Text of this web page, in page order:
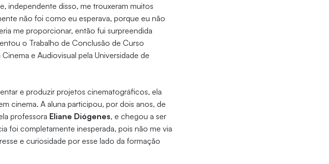
independente disso, me trouxeram muitos
não foi como eu esperava, porque eu não
me proporcionar, então fui surpreendida
o Trabalho de Conclusão de Curso
e Audiovisual pela Universidade de
e produzir projetos cinematográficos, ela
cinema. A aluna participou, por dois anos, de
professora Eliane Diógenes, e chegou a ser
foi completamente inesperada, pois não me via
e curiosidade por esse lado da formação